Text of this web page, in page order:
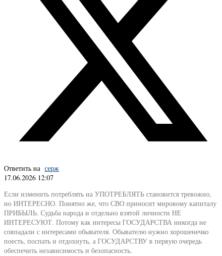
Ответить на серж
17.06.2026 12:07
Если изменить потреблять на УПОТРЕБЛЯТЬ становится тревожно,
но ИНТЕРЕСНО. Понятно же, что СВО приносит мировому капиталу
ПРИБЫЛЬ. Судьба народа и отдельно взятой личности НЕ
ИНТЕРЕСУЮТ. Потому как интересы ГОСУДАРСТВА никогда не
совпадали с интересами обывателя. Обывателю нужно хорошенечко
поесть, поспать и отдохнуть, а ГОСУДАРСТВУ в первую очередь
обеспечить независимость и безопасность.